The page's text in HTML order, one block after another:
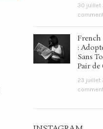
30 juillet
French
:
Sans
Pair de
23 juillet